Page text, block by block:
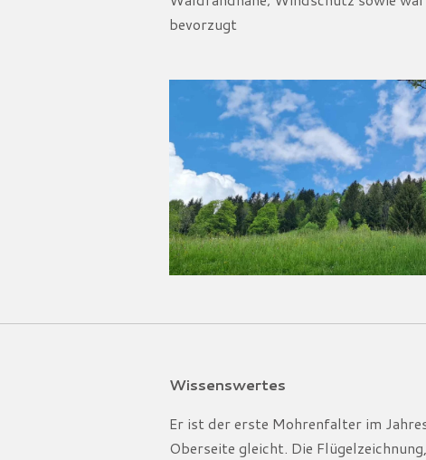
bevorzugt
Wissenswertes
Er ist der erste Mohrenfalter im
Oberseite gleicht. Die